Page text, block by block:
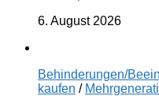
6. August 2026
Behinderungen/
kaufen /